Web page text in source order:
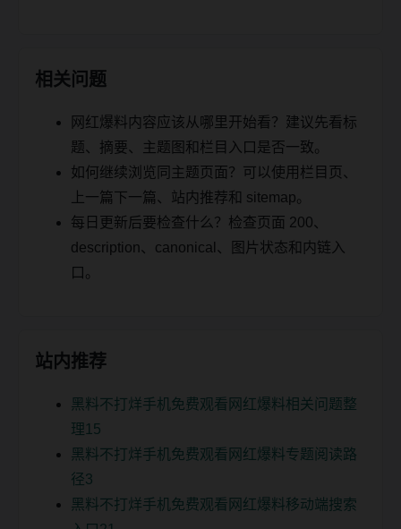
相关问题
网红爆料内容应该从哪里开始看？建议先看标
题、摘要、主题图和栏目入口是否一致。
如何继续浏览同主题页面？可以使用栏目页、
上一篇下一篇、站内推荐和 sitemap。
每日更新后要检查什么？检查页面 200、
description、canonical、图片状态和内链入
口。
站内推荐
黑料不打烊手机免费观看网红爆料相关问题整
理15
黑料不打烊手机免费观看网红爆料专题阅读路
径3
黑料不打烊手机免费观看网红爆料移动端搜索